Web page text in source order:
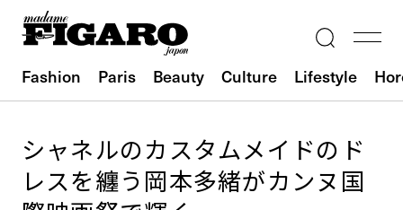
Fashion Paris Beauty Culture Lifestyle
シャネルのカスタムメイドのド
レスを纏う岡本多緒がカンヌ国